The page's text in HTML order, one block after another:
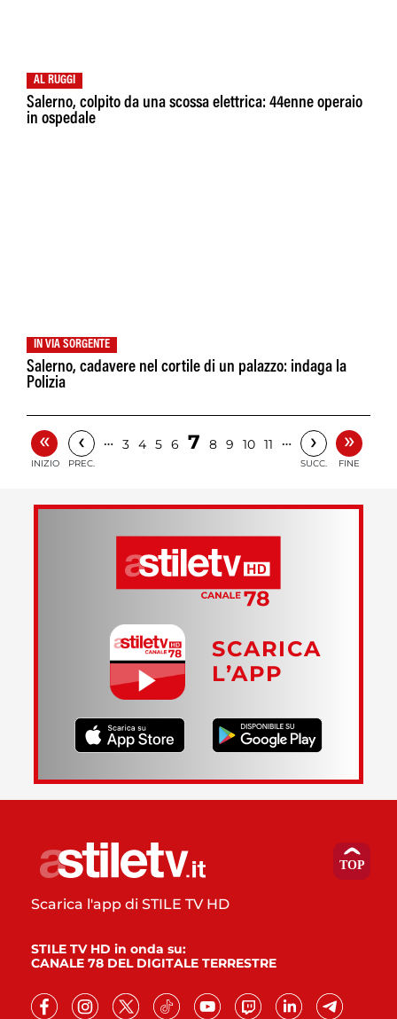
AL RUGGI
Salerno, colpito da una scossa elettrica: 44enne operaio
in ospedale
IN VIA SORGENTE
Salerno, cadavere nel cortile di un palazzo: indaga la
Polizia
«
INIZIO
‹
PREC.
… 3 4 5 6 7 8 9 10 11 … ›
SUCC.
»
FINE
SCARICA
L’APP
Scarica l'app di STILE TV HD
STILE TV HD in onda su:
CANALE 78 DEL DIGITALE TERRESTRE